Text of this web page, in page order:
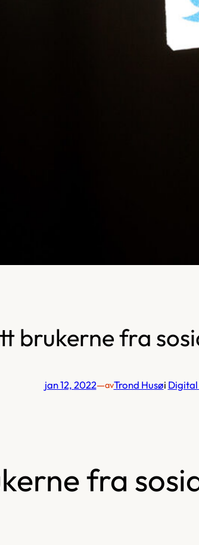
brukerne fra
jan 12, 2022—avTrond Husøi
fra